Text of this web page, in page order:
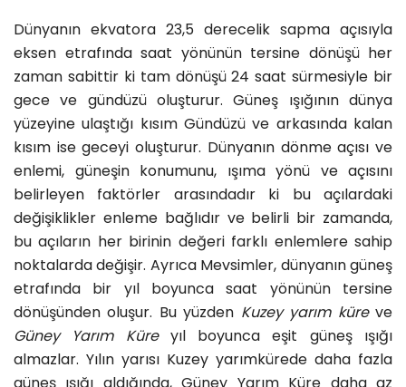
Dünyanın ekvatora 23,5 derecelik sapma açısıyla
eksen etrafında saat yönünün tersine dönüşü her
zaman sabittir ki tam dönüşü 24 saat sürmesiyle bir
gece ve gündüzü oluşturur. Güneş ışığının dünya
yüzeyine ulaştığı kısım Gündüzü ve arkasında kalan
kısım ise geceyi oluşturur. Dünyanın dönme açısı ve
enlemi, güneşin konumunu, ışıma yönü ve açısını
belirleyen faktörler arasındadır ki bu açılardaki
değişiklikler enleme bağlıdır ve belirli bir zamanda,
bu açıların her birinin değeri farklı enlemlere sahip
noktalarda değişir. Ayrıca Mevsimler, dünyanın güneş
etrafında bir yıl boyunca saat yönünün tersine
dönüşünden oluşur. Bu yüzden Kuzey yarım küreve
Güney Yarım Küreyıl boyunca eşit güneş ışığı
almazlar. Yılın yarısı Kuzey yarımkürede daha fazla
güneş ışığı aldığında, Güney Yarım Küre daha az